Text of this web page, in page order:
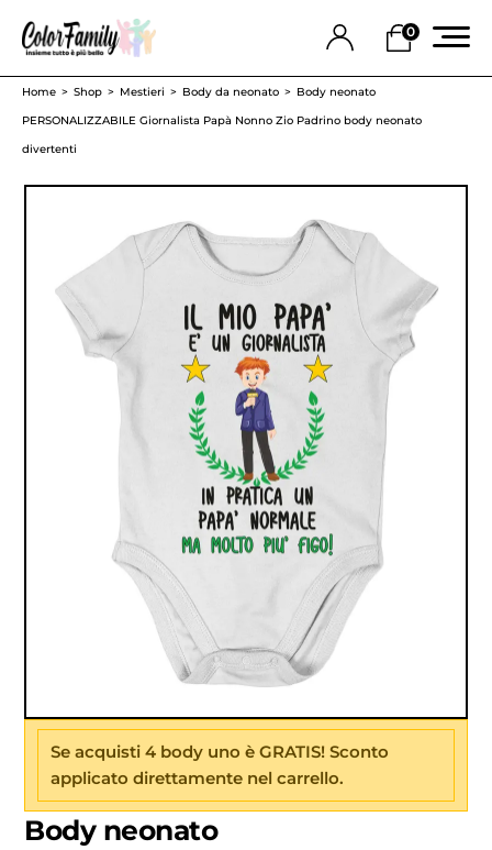
0
Home Shop Mestieri Body da neonato
Body neonato
PERSONALIZZABILE Giornalista Papà Nonno Zio Padrino body neonato
divertenti
Se acquisti 4 body uno è GRATIS! Sconto
applicato direttamente nel carrello.
Body neonato